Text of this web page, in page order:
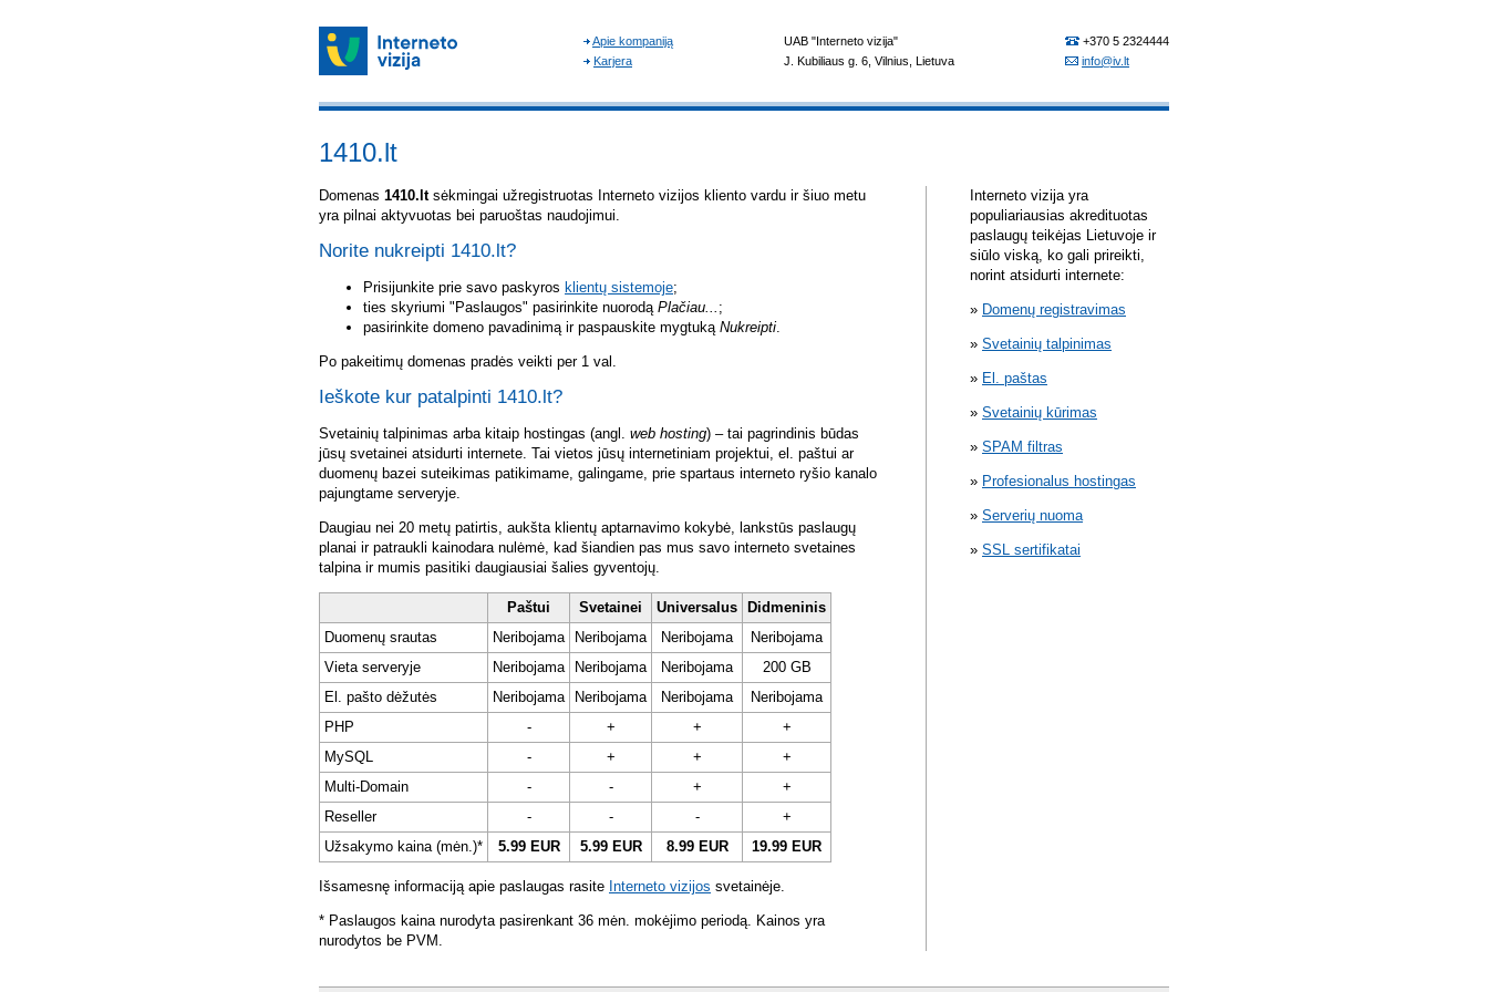
1410.lt
Domenas 1410.ltsėkmingai užregistruotas Interneto vizijos kliento vardu ir šiuo metu
yra pilnai aktyvuotas bei paruoštas naudojimui.
Norite nukreipti 1410.lt?
Prisijunkite prie savo paskyros klientų sistemoje;
ties skyriumi "Paslaugos" pasirinkite nuorodą Plačiau... ;
pasirinkite domeno pavadinimą ir paspauskite mygtuką Nukreipti.
Po pakeitimų domenas pradės veikti per 1 val.
Ieškote kur patalpinti 1410.lt?
Svetainių talpinimas arba kitaip hostingas (angl. web hosting) – tai pagrindinis būdas
jūsų svetainei atsidurti internete. Tai vietos jūsų internetiniam projektui, el. paštui ar
duomenų bazei suteikimas patikimame, galingame, prie spartaus interneto ryšio kanalo
pajungtame serveryje.
Daugiau nei 20 metų patirtis, aukšta klientų aptarnavimo kokybė, lankstūs paslaugų
planai ir patraukli kainodara nulėmė, kad šiandien pas mus savo interneto svetaines
talpina ir mumis pasitiki daugiausiai šalies gyventojų.
Paštui Svetainei Universalus
Didmeninis
Duomenų srautas
Neribojama Neribojama Neribojama
Neribojama
Vieta serveryje
Neribojama Neribojama Neribojama
200 GB
El. pašto dėžutės
Neribojama Neribojama Neribojama
Neribojama
PHP
- + +
+
MySQL
- + +
+
Multi-Domain
- - +
+
Reseller
- - -
+
Užsakymo kaina (mėn.)*
5.99 EUR 5.99 EUR 8.99 EUR 19.99 EUR
Išsamesnę informaciją apie paslaugas rasite Interneto vizijos svetainėje.
* Paslaugos kaina nurodyta pasirenkant 36 mėn. mokėjimo periodą. Kainos yra
nurodytos be PVM.
Interneto vizija yra
populiariausias akredituotas
paslaugų teikėjas Lietuvoje ir
siūlo viską, ko gali prireikti,
norint atsidurti internete:
Domenų registravimas
Svetainių talpinimas
El. paštas
Svetainių kūrimas
SPAM filtras
Profesionalus hostingas
Serverių nuoma
SSL sertifikatai